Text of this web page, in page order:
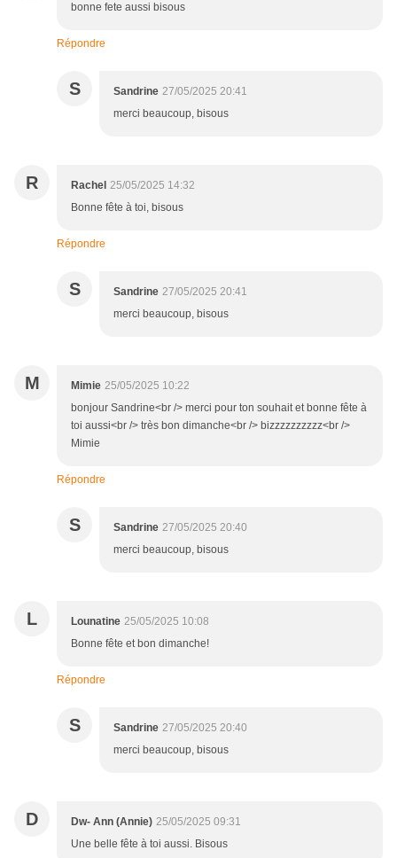
bonne fete aussi bisous
Répondre
S Sandrine 27/05/2025 20:41
merci beaucoup, bisous
R Rachel 25/05/2025 14:32
Bonne fête à toi, bisous
Répondre
S Sandrine 27/05/2025 20:41
merci beaucoup, bisous
M Mimie 25/05/2025 10:22
bonjour Sandrine<br /> merci pour ton souhait et bonne fête à
toi aussi<br /> très bon dimanche<br /> bizzzzzzzzzz<br />
Mimie
Répondre
S Sandrine 27/05/2025 20:40
merci beaucoup, bisous
L Lounatine 25/05/2025 10:08
Bonne fête et bon dimanche!
Répondre
S Sandrine 27/05/2025 20:40
merci beaucoup, bisous
D Dw- Ann (Annie) 25/05/2025 09:31
Une belle fête à toi aussi. Bisous